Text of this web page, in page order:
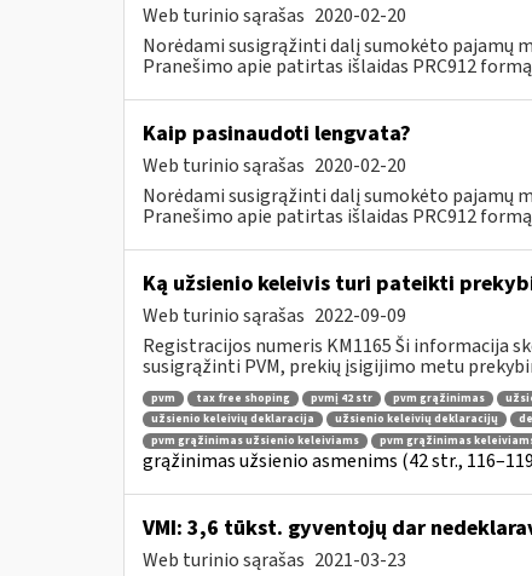
Web turinio sąrašas 2020-02-20
Norėdami susigrąžinti dalį sumokėto pajamų
Pranešimo apie patirtas išlaidas PRC912
Kaip pasinaudoti lengvata?
Web turinio sąrašas 2020-02-20
Norėdami susigrąžinti dalį sumokėto pajamų
Pranešimo apie patirtas išlaidas PRC912
Ką užsienio keleivis turi pateikti
Web turinio sąrašas 2022-09-09
Registracijos numeris KM1165 Ši informacija
susigrąžinti PVM, prekių įsigijimo metu
pvm tax free shoping pvmį 42 str pvm grąžinimas
užsienio keleivių deklaracija
užsienio keleivių deklaracijų
pvm grąžinimas užsienio keleiviams
pvm grąžinimas
grąžinimas užsienio asmenims (42 str.,
VMI: 3,6 tūkst. gyventojų dar
Web turinio sąrašas 2021-03-23